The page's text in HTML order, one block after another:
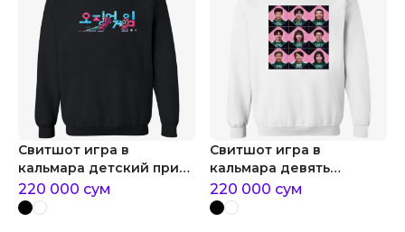
Свитшот игра в
кальмара детский принт
игра в кальмара
220 000 сум
Свитшот игра в
кальмара девять
игроков
220 000 сум